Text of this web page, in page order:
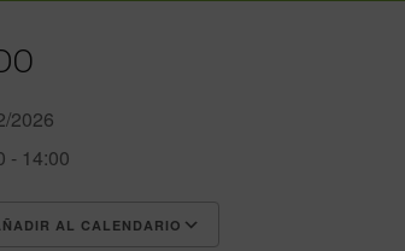
2026
- 14:00
AL CALENDARIO